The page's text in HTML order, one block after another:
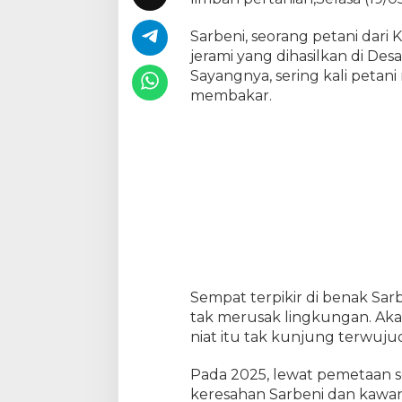
m
a
h
L
Sarbeni, seorang petani dari
jerami yang dihasilkan di
Sayangnya, sering kali
membakar.
Sempat terpikir di benak
tak merusak lingkungan.
niat itu tak kunjung
Pada 2025, lewat pemetaan
keresahan Sarbeni dan